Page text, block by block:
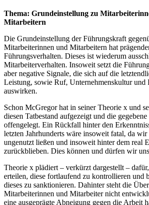
Thema: Grundeinstellung zu
Mitarbeitern
Die Grundeinstellung der Führungskraft
Mitarbeiterinnen und Mitarbeitern hat
Führungsverhalten. Dieses ist wiederum
Mitarbeiterverhalten. Insoweit setzt die
aber negative Signale, die sich auf die
Leistung, sowie Ruf, Unternehmenskultur und
auswirken.
Schon McGregor hat in seiner Theorie x und
diesen Tatbestand aufgezeigt und die
offengelegt. Ein Rückfall hinter den
letzten Jahrhunderts wäre insoweit fatal, da wir
ungenutzt ließen und insoweit hinter dem real
zurückblieben. Dies können und dürfen wir
Theorie x plädiert – verkürzt dargestellt –
erteilen, diese fortlaufend zu kontrollieren und
dieses zu sanktionieren. Dahinter steht die
Mitarbeiterinnen und Mitarbeiter nicht
eine ausgeprägte Abneigung gegen die Arbeit